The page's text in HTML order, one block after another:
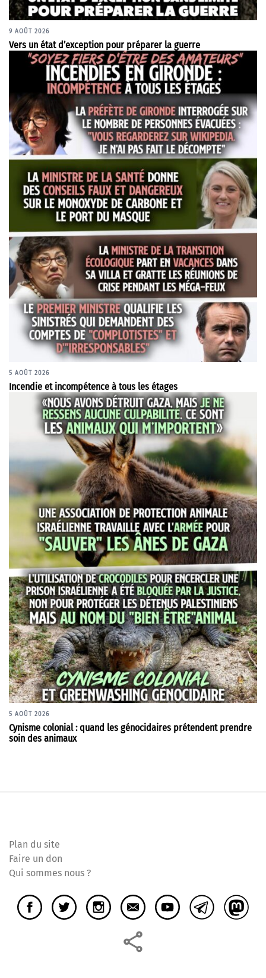
9 AOÛT 2026
Vers un état d’exception pour préparer la guerre
5 AOÛT 2026
Incendie et incompétence à tous les étages
5 AOÛT 2026
Cynisme colonial : quand les génocidaires prétendent prendre
soin des animaux
Plan du site
Faire un don
Qui sommes nous ?